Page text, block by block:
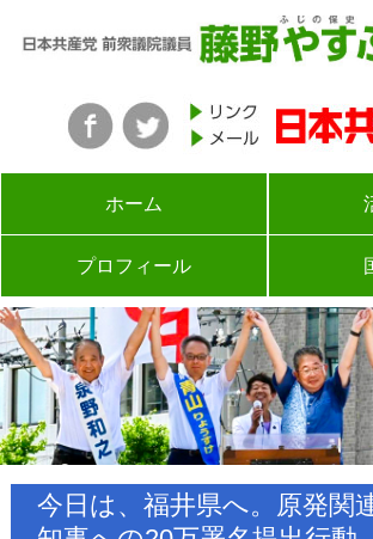
ホーム
プロフィール
今日は、福井県へ。原発関